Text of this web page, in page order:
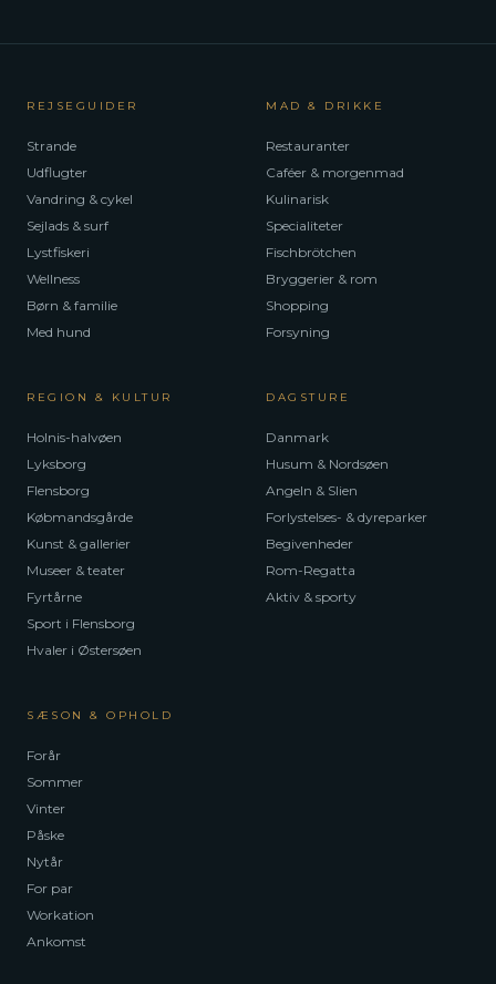
REJSEGUIDER
Strande
Udflugter
Vandring & cykel
Sejlads & surf
Lystfiskeri
Wellness
Børn & familie
Med hund
MAD & DRIKKE
Restauranter
Caféer & morgenmad
Kulinarisk
Specialiteter
Fischbrötchen
Bryggerier & rom
Shopping
Forsyning
REGION & KULTUR
Holnis-halvøen
Lyksborg
Flensborg
Købmandsgårde
Kunst & gallerier
Museer & teater
Fyrtårne
Sport i Flensborg
Hvaler i Østersøen
DAGSTURE
Danmark
Husum & Nordsøen
Angeln & Slien
Forlystelses- & dyreparker
Begivenheder
Rom-Regatta
Aktiv & sporty
SÆSON & OPHOLD
Forår
Sommer
Vinter
Påske
Nytår
For par
Workation
Ankomst